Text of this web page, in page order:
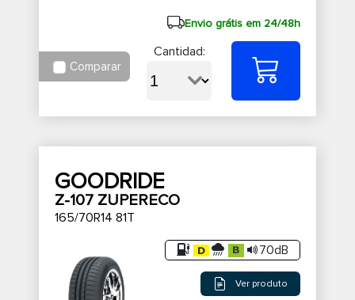
Envio grátis em 24/48h
Comparar
Cantidad:
GOODRIDE
Z-107 ZUPERECO
165/70R14 81T
70dB
Ver produto